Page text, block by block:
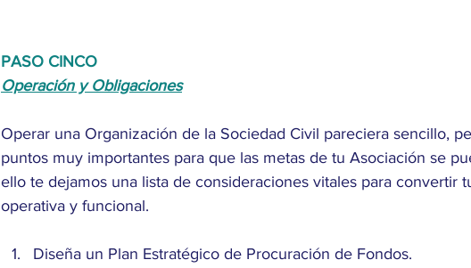
PASO CINCO
Operación y Obligaciones
Operar una Organización de la Sociedad Civil pareciera sencillo,
puntos muy importantes para que las metas de tu Asociación se
ello te dejamos una lista de consideraciones vitales para convertir
operativa y funcional.
Diseña un Plan Estratégico de Procuración de Fondos.